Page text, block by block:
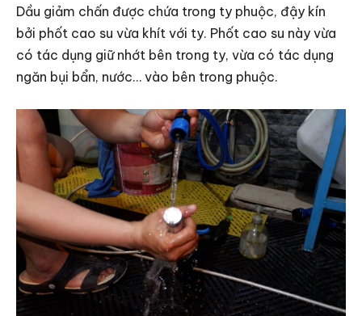
Dầu giảm chấn được chứa trong ty phuộc, đậy kín
bởi phốt cao su vừa khít với ty. Phốt cao su này vừa
có tác dụng giữ nhớt bên trong ty, vừa có tác dụng
ngăn bụi bẩn, nước… vào bên trong phuộc.